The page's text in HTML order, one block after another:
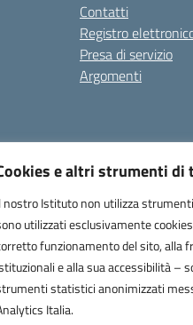
e altri strumenti di
nostro Istituto non utilizza
utilizzati esclusivamente
funzionamento del sito, alla
e alla sua accessibilità –
statistici anonimizzati
Italia.
Contatti
Registro
Presa di servizio
Argomenti